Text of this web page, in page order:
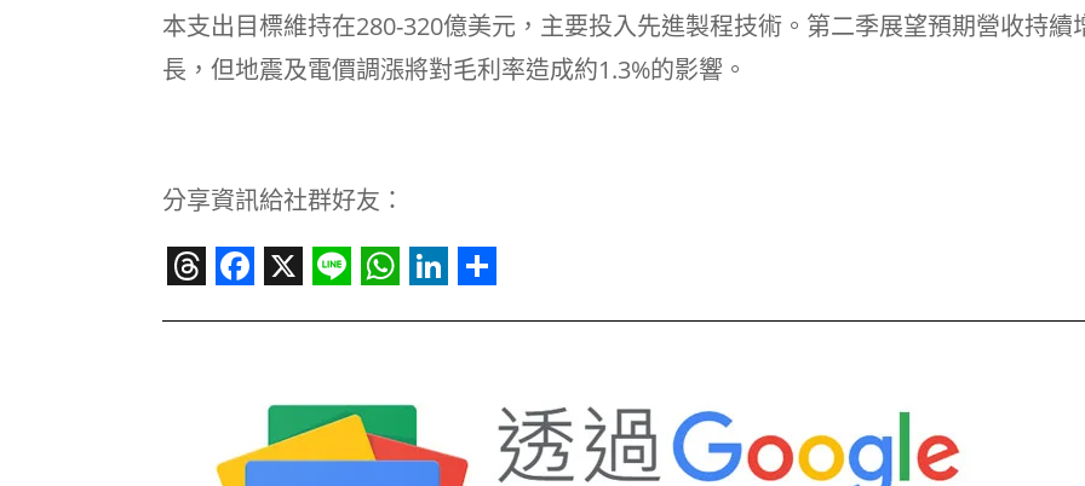
本支出目標維持在280-320億美元，主要投入先進製程技術。第二季展望預期營收持續
長，但地震及電價調漲將對毛利率造成約1.3%的影響。
分享資訊給社群好友：
Threads
Facebook
X LineWhatsApp
LinkedIn
Share